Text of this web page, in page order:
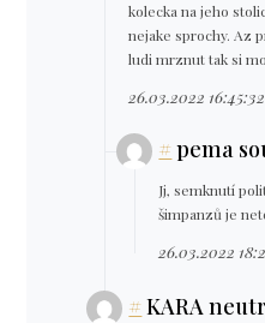
kolecka na jeho
nejake sprochy. Az
ludi mrznut tak si
26.03.2022 16:45:32
#pema
Jj, semknutí
šimpanzů je
26.03.2022
#KARA